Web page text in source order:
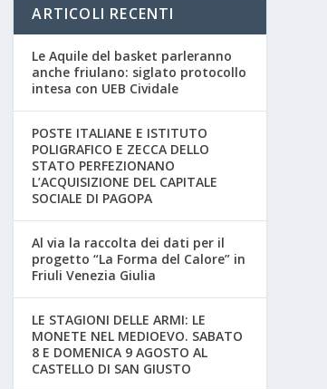
ARTICOLI RECENTI
Le Aquile del basket parleranno
anche friulano: siglato protocollo
intesa con UEB Cividale
POSTE ITALIANE E ISTITUTO
POLIGRAFICO E ZECCA DELLO
STATO PERFEZIONANO
L’ACQUISIZIONE DEL CAPITALE
SOCIALE DI PAGOPA
Al via la raccolta dei dati per il
progetto “La Forma del Calore” in
Friuli Venezia Giulia
LE STAGIONI DELLE ARMI: LE
MONETE NEL MEDIOEVO. SABATO
8 E DOMENICA 9 AGOSTO AL
CASTELLO DI SAN GIUSTO